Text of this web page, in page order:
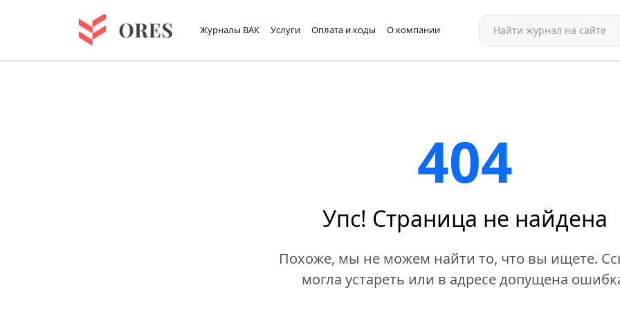
Журналы ВАК Услуги Оплата и коды О компании
404
Упс! Страница не найдена
Похоже, мы не можем найти то, что вы ищете.
могла устареть или в адресе допущена